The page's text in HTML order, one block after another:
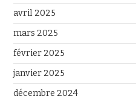
avril 2025
mars 2025
février 2025
janvier 2025
décembre 2024